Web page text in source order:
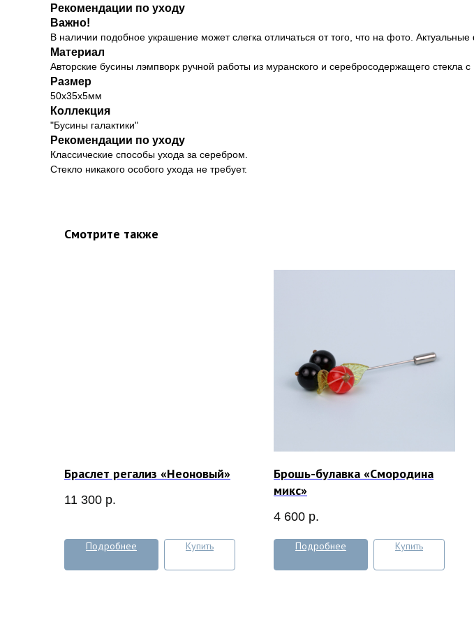
Рекомендации по уходу
Важно!
В наличии подобное украшение может слегка отличаться от того, что на фото.
Материал
Авторские бусины лэмпворк ручной работы из муранского и серебросодержащего стекла
Размер
50х35х5мм
Коллекция
"Бусины галактики"
Рекомендации по уходу
Классические способы ухода за серебром.
Стекло никакого особого ухода не требует.
Смотрите также
Браслет регализ «Неоновый»
11 300 р.
Подробнее Купить
Брошь-булавка «Смородина
микс»
4 600 р.
Подробнее Купить